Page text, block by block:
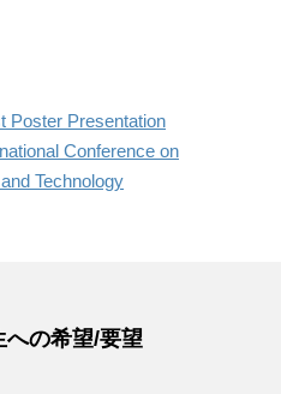
Poster Presentation
Conference on
Technology
への希望/要望